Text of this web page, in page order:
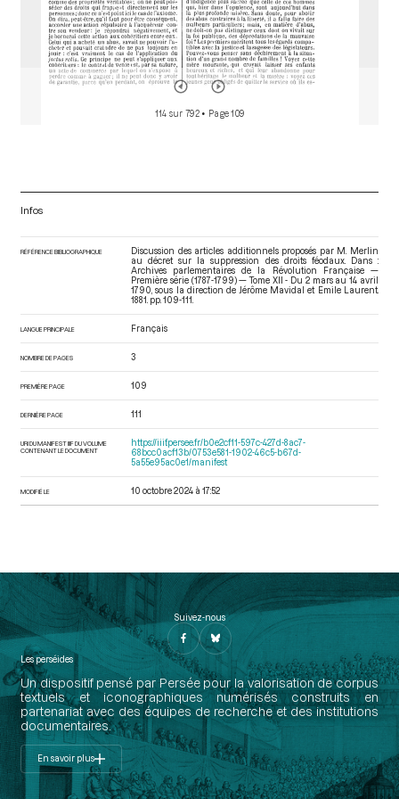
114 sur 792 • Page 109
Infos
RÉFÉRENCE BIBLIOGRAPHIQUE
Discussion des articles additionnels proposés par M. Merlin
au décret sur la suppression des droits féodaux. Dans :
Archives parlementaires de la Révolution Française —
Première série (1787-1799) — Tome XII - Du 2 mars au 14 avril
1790 , sous la direction de Jérôme Mavidal et Emile Laurent.
1881. pp. 109-111.
LANGUE PRINCIPALE Français
NOMBRE DE PAGES 3
PREMIÈRE PAGE 109
DERNIÈRE PAGE 111
URI DU MANIFEST IIIF DU VOLUME
CONTENANT LE DOCUMENT
https://iiif.persee.fr/b0e2cf11-597c-427d-8ac7-
68bcc0acf13b/0753e581-1902-46c5-b67d-
5a55e95ac0e1/manifest
MODIFIÉ LE 10 octobre 2024 à 17:52
Suivez-nous
Les perséides
Un dispositif pensé par Persée pour la valorisation de corpus
textuels et iconographiques numérisés construits en
partenariat avec des équipes de recherche et des institutions
documentaires.
En savoir plus